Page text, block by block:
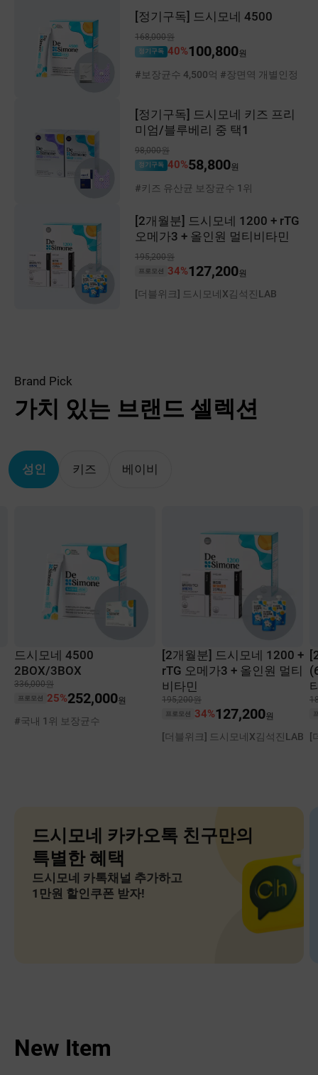
[정기구독] 드시모네 4500
168,000원
정기구독 40%100,800원
#보장균수 4,500억 #장면역 개별인정
[정기구독] 드시모네 키즈 프리
미엄/블루베리 중 택1
98,000원
정기구독 40%58,800원
#키즈 유산균 보장균수 1위
[2개월분] 드시모네 1200 + rTG
오메가3 + 올인원 멀티비타민
195,200원
프로모션 34%127,200원
[더블위크] 드시모네X김석진LAB
Brand Pick
가치 있는 브랜드 셀렉션
성인 키즈 베이비
드시모네 4500
2BOX/3BOX
336,000원
프로모션 25%252,000원
#국내 1위 보장균수
[2개월분] 드시모네 1200 +
rTG 오메가3 + 올인원 멀티
비타민
195,200원
프로모션 34%127,200원
[더블위크] 드시모네X김석진LAB [
드시모네 카카오톡 친구만의
특별한 혜택
드시모네 카톡채널 추가하고
1만원 할인쿠폰 받자!
New Item